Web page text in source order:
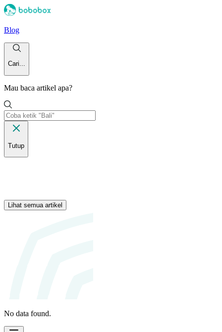
Blog
Cari...
Mau baca artikel apa?
Tutup
Lihat semua artikel
No data found.